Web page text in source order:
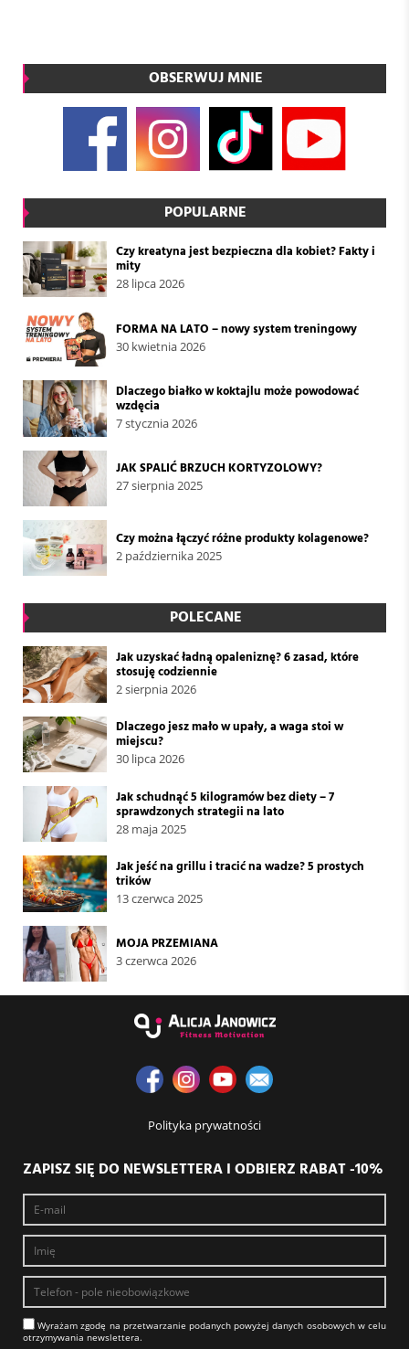
OBSERWUJ MNIE
POPULARNE
Czy kreatyna jest bezpieczna dla kobiet? Fakty i
mity
28 lipca 2026
FORMA NA LATO – nowy system treningowy
30 kwietnia 2026
Dlaczego białko w koktajlu może powodować
wzdęcia
7 stycznia 2026
JAK SPALIĆ BRZUCH KORTYZOLOWY?
27 sierpnia 2025
Czy można łączyć różne produkty kolagenowe?
2 października 2025
POLECANE
Jak uzyskać ładną opaleniznę? 6 zasad, które
stosuję codziennie
2 sierpnia 2026
Dlaczego jesz mało w upały, a waga stoi w
miejscu?
30 lipca 2026
Jak schudnąć 5 kilogramów bez diety – 7
sprawdzonych strategii na lato
28 maja 2025
Jak jeść na grillu i tracić na wadze? 5 prostych
trików
13 czerwca 2025
MOJA PRZEMIANA
3 czerwca 2026
Polityka prywatności
ZAPISZ SIĘ DO NEWSLETTERA I ODBIERZ RABAT -10%
Wyrażam zgodę na prze­twa­rza­nie po­da­nych powyżej danych osobowych w celu
otrzy­my­wa­nia new­slet­tera.​​​​​​​